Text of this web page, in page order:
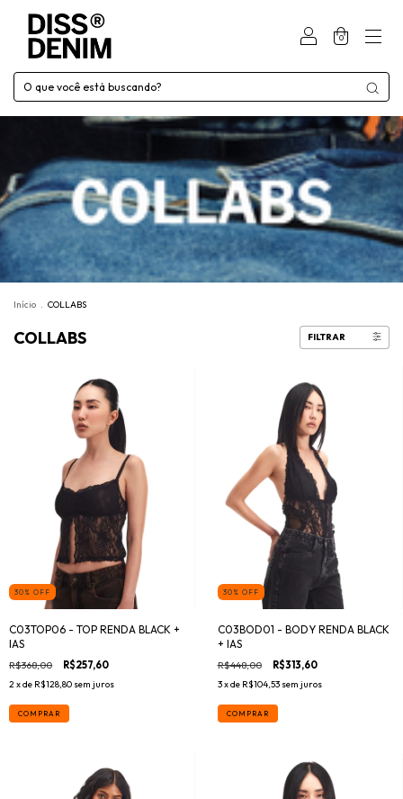
0
Início . COLLABS
COLLABS FILTRAR
30 % OFF
C03TOP06 - TOP RENDA BLACK +
IAS
R$368,00 R$257,60
2x de R$128,80 sem juros
COMPRAR
30 % OFF
C03BOD01 - BODY RENDA BLACK
+ IAS
R$448,00 R$313,60
3x de R$104,53 sem juros
COMPRAR